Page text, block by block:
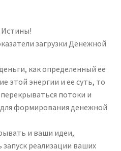
Истины!
загрузки Денежной
как определенный ее
этой энергии и ее суть, то
потоки и
формирования денежной
и ваши идеи,
реализации ваших